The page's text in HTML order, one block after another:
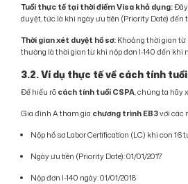
Tuổi thực tế tại thời điểm Visa khả dụng:
duyệt, tức là khi ngày ưu tiên (Priority Date)
Thời gian xét duyệt hồ sơ: Khoảng thời gian
thường là thời gian từ khi nộp đơn I-140 đến khi
3.2. Ví dụ thực tế về cách tính tuổi
Để hiểu rõ cách tính tuổi CSPA, chúng ta hãy
Gia đình A tham gia chương trình EB3với các
Nộp hồ sơ Labor Certification (LC) khi con 16
Ngày ưu tiên (Priority Date): 01/01/2017
Nộp đơn I-140 ngày: 01/01/2018